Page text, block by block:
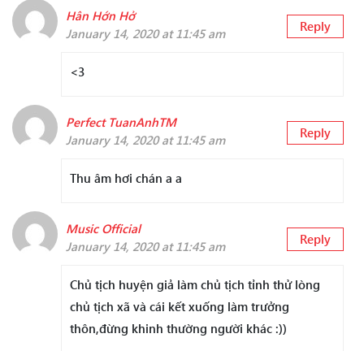
Hân Hớn Hở
January 14, 2020 at 11:45 am
Reply
<3
Perfect TuanAnhTM
January 14, 2020 at 11:45 am
Reply
Thu âm hơi chán a a
Music Official
January 14, 2020 at 11:45 am
Reply
Chủ tịch huyện giả làm chủ tịch tỉnh thử lòng
chủ tịch xã và cái kết xuống làm trưởng
thôn,đừng khinh thường người khác :))